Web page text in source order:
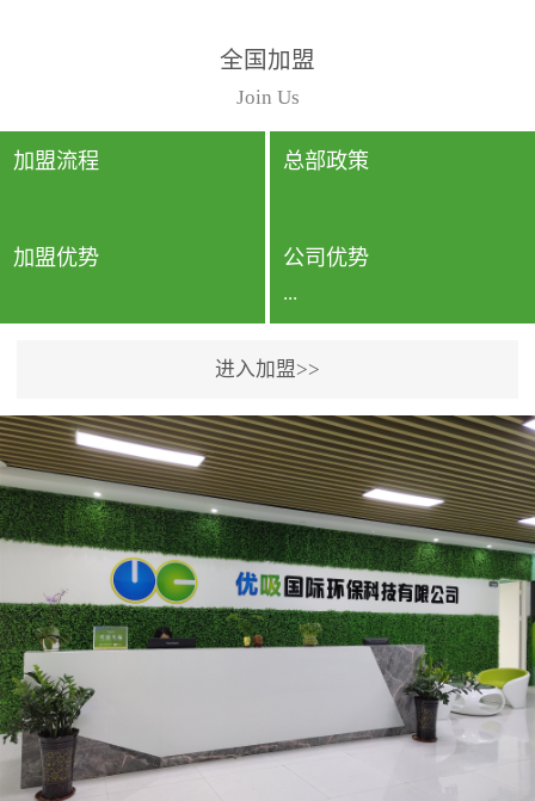
动，人类长时间停留的室
内空间都有整体消毒的需
要。因为空间内人流携带
的、空气...
行国家规定的标准检测方
法，空气采样量准确，检
测结果可靠，远胜于其他
检测...
全国加盟
Join Us
加盟流程 总部政策
加盟优势 公司优势
...
专利保护优势、双甲资质
企业（“室内环境净化治理
甲级施工资质”“室内环境
污染治理资质等级证
书”）、拥有多名高级《环
境工程高级工程师》室内
空气治理资格认证的治理
人员、掌握室内空气净化
治理实用技术和五项专利
技术、八项计算机软件著
作权登记证书等。研发实
进入加盟>>